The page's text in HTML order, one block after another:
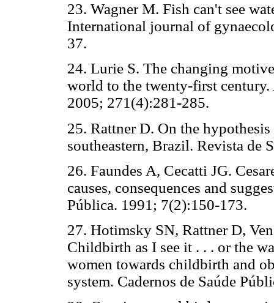
23. Wagner M. Fish can't see
International journal of
37.
24. Lurie S. The changing
world to the twenty-first
2005; 271(4):281-285.
25. Rattner D. On the
southeastern, Brazil. Revista de
26. Faundes A, Cecatti JG.
causes, consequences and
Pública. 1991; 7(2):150-173.
27. Hotimsky SN, Rattner D,
Childbirth as I see it . . . or the
women towards childbirth and
system. Cadernos de Saúde